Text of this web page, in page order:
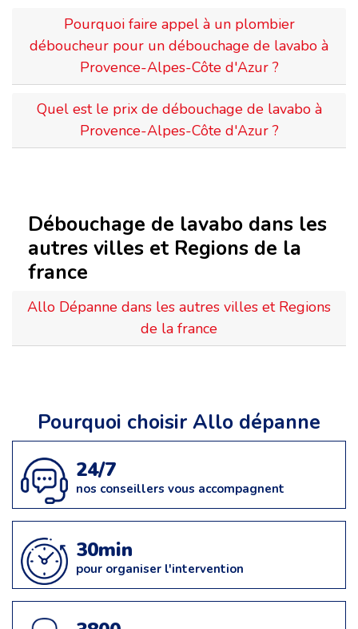
Pourquoi faire appel à un plombier
déboucheur pour un débouchage de lavabo à
Provence-Alpes-Côte d'Azur ?
Quel est le prix de débouchage de lavabo à
Provence-Alpes-Côte d'Azur ?
Débouchage de lavabo dans les
autres villes et Regions de la
france
Allo Dépanne dans les autres villes et Regions
de la france
Pourquoi choisir Allo dépanne
24/7
nos conseillers vous accompagnent
30min
pour organiser l'intervention